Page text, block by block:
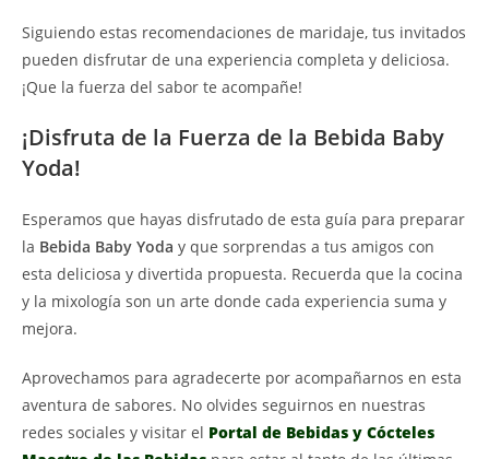
Siguiendo estas recomendaciones de maridaje, tus invitados
pueden disfrutar de una experiencia completa y deliciosa.
¡Que la fuerza del sabor te acompañe!
¡Disfruta de la Fuerza de la Bebida Baby
Yoda!
Esperamos que hayas disfrutado de esta guía para preparar
la Bebida Baby Yoda y que sorprendas a tus amigos con
esta deliciosa y divertida propuesta. Recuerda que la cocina
y la mixología son un arte donde cada experiencia suma y
mejora.
Aprovechamos para agradecerte por acompañarnos en esta
aventura de sabores. No olvides seguirnos en nuestras
redes sociales y visitar el Portal de Bebidas y Cócteles